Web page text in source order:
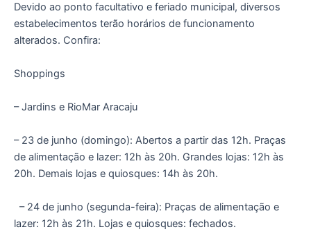
Devido ao ponto facultativo e feriado municipal, diversos
estabelecimentos terão horários de funcionamento
alterados. Confira:
Shoppings
– Jardins e RioMar Aracaju
– 23 de junho (domingo): Abertos a partir das 12h. Praças
de alimentação e lazer: 12h às 20h. Grandes lojas: 12h às
20h. Demais lojas e quiosques: 14h às 20h.
– 24 de junho (segunda-feira): Praças de alimentação e
lazer: 12h às 21h. Lojas e quiosques: fechados.